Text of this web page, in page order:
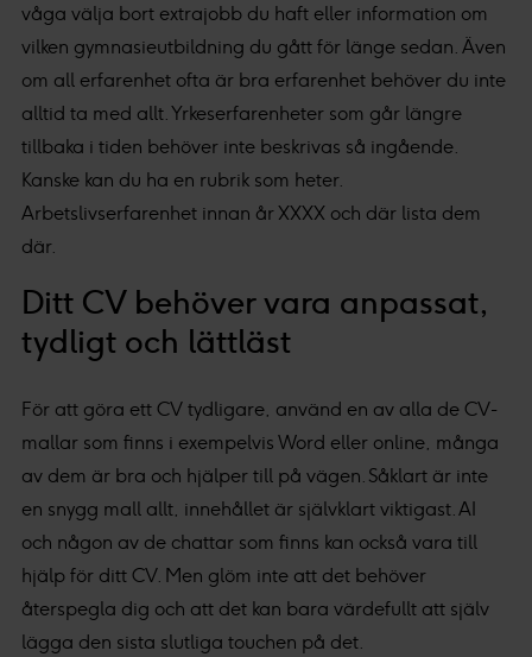
våga välja bort extrajobb du haft eller information om
vilken gymnasieutbildning du gått för länge sedan. Även
om all erfarenhet ofta är bra erfarenhet behöver du inte
alltid ta med allt. Yrkeserfarenheter som går längre
tillbaka i tiden behöver inte beskrivas så ingående.
Kanske kan du ha en rubrik som heter.
Arbetslivserfarenhet innan år XXXX och där lista dem
där.
Ditt CV behöver vara anpassat,
tydligt och lättläst
För att göra ett CV tydligare, använd en av alla de CV-
mallar som finns i exempelvis Word eller online, många
av dem är bra och hjälper till på vägen. Såklart är inte
en snygg mall allt, innehållet är självklart viktigast. AI
och någon av de chattar som finns kan också vara till
hjälp för ditt CV. Men glöm inte att det behöver
återspegla dig och att det kan bara värdefullt att själv
lägga den sista slutliga touchen på det.